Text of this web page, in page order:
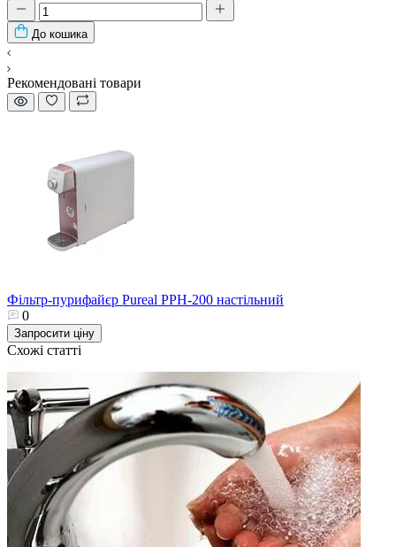
До кошика
Рекомендовані товари
Фільтр-пурифайєр Pureal PPH-200 настільний
0
Запросити ціну
Схожі статті